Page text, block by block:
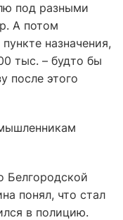
под разными
А потом
назначения,
тыс. – будто бы
после этого
Белгородской
понял, что стал
в полицию.